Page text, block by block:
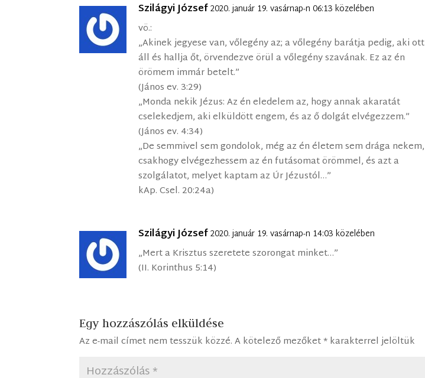
Szilágyi József2020. január 19. vasárnap-n 06:13 közelében
vö.:
„Akinek jegyese van, vőlegény az; a vőlegény barátja pedig, aki ott
áll és hallja őt, örvendezve örül a vőlegény szavának. Ez az én
örömem immár betelt.”
(János ev. 3:29)
„Monda nekik Jézus: Az én eledelem az, hogy annak akaratát
cselekedjem, aki elküldött engem, és az ő dolgát elvégezzem.”
(János ev. 4:34)
„De semmivel sem gondolok, még az én életem sem drága nekem,
csakhogy elvégezhessem az én futásomat örömmel, és azt a
szolgálatot, melyet kaptam az Úr Jézustól…”
kAp. Csel. 20:24a)
Szilágyi József2020. január 19. vasárnap-n 14:03 közelében
„Mert a Krisztus szeretete szorongat minket…”
(II. Korinthus 5:14)
Egy hozzászólás elküldése
Az e-mail címet nem tesszük közzé. A kötelező mezőket*karakterrel jelöltük